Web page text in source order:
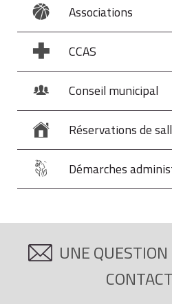
Associations
CCAS
Conseil municipal
Réservations de
Démarches
UNE